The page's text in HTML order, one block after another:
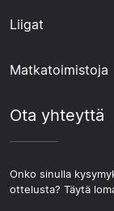
Liigat
Matkatoimistoja
Ota yhteyttä
Onko sinulla
ottelusta? Täytä